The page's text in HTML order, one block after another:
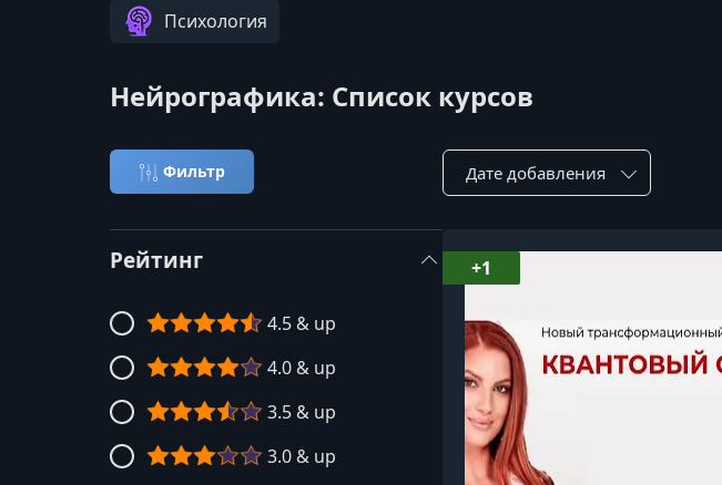
Психология
Нейрографика: Список курсов
Фильтр Сортировка по:
Рейтинг
4.5 & up
4.0 & up
3.5 & up
3.0 & up
+1